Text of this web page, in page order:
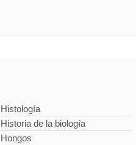
Histología
Historia de la biología
Hongos